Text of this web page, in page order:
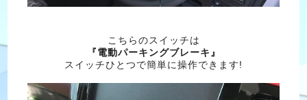
こちらのスイッチは
『電動パーキングブレーキ』
スイッチひとつで簡単に操作できます!